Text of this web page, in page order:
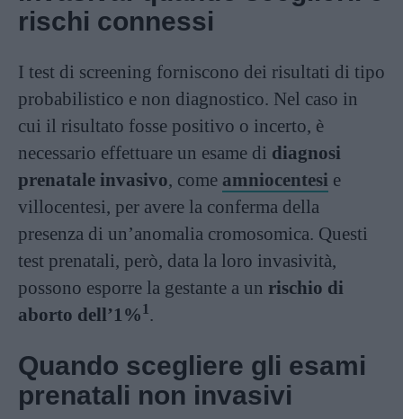
rischi connessi
I test di screening forniscono dei risultati di tipo
probabilistico e non diagnostico. Nel caso in
cui il risultato fosse positivo o incerto, è
necessario effettuare un esame di diagnosi
prenatale invasivo, come amniocentesi e
villocentesi, per avere la conferma della
presenza di un’anomalia cromosomica. Questi
test prenatali, però, data la loro invasività,
possono esporre la gestante a un rischio di
aborto dell’1%1 .
Quando scegliere gli esami
prenatali non invasivi